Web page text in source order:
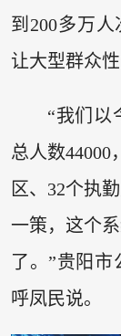
到200多万
让大型群众
“我们以
总人数44000
区、32个执
一策，这个
了。”贵阳
呼凤民说。